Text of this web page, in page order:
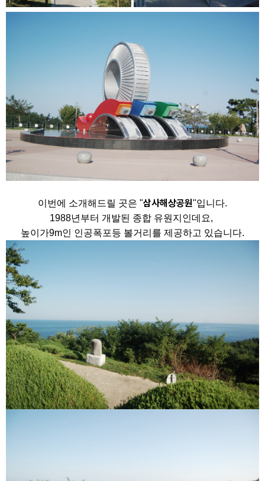
이번에 소개해드릴 곳은 "삼사해상공원"입니다.
1988년부터 개발된 종합 유원지인데요,
높이가9m인 인공폭포등 볼거리를 제공하고 있습니다.